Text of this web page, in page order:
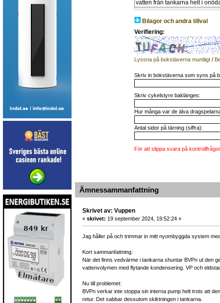
Bilagor och andra tillval
Verifiering:
Lyssna på bokstäverna muntligt /
Skriv in bokstäverna som syns på
Skriv cykelstyre baklänges:
Hur många var de älva
Antal sidor på tärning (siffra):
För att slippa svara på
Ämnessammanfattning
Skrivet av: Vuppen
« skrivet: 19 september 2024, 19:52:24 »
Jag håller på och trimmar in mitt nyombyggda system
Kort sammanfattning:
När det finns vedvärme i tankarna shuntar BVPn ut den
vattenvolymen med flytande kondensering. VP och
Nu till problemet:
BVPn verkar inte stoppa sin interna pump helt trots att
retur. Det sabbar dessutom skiktningen i tankarna.